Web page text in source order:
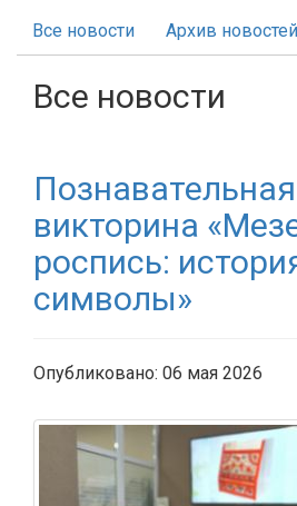
Все новости Архив новостей
Все новости
Познавательная
викторина
роспись:
символы»
Опубликовано: 06 мая 2026